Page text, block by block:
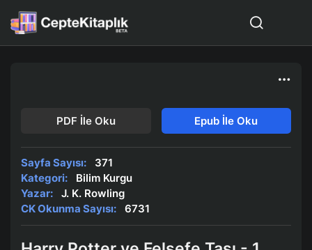
PDF İle Oku Epub İle Oku
Sayfa Sayısı:
371
Kategori:
Bilim Kurgu
Yazar:
J. K. Rowling
CK Okunma Sayısı:
6731